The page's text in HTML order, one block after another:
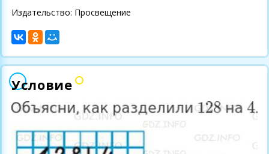
Издательство: Просвещение
Условие